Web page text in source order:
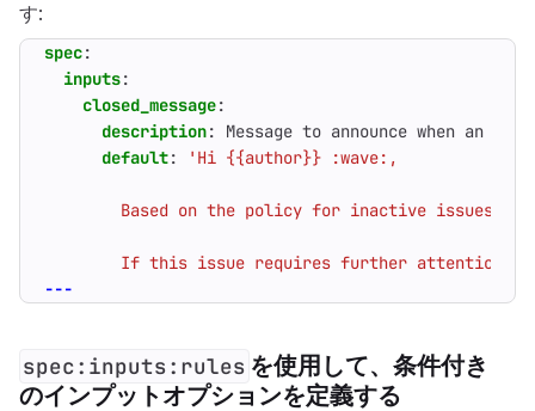
す:
spec:
inputs:
closed_message:
description:
Message to announce when an
default:
If this issue requires further attention,
---
spec:inputs:rules を使用して、条件付き
のインプットオプションを定義する